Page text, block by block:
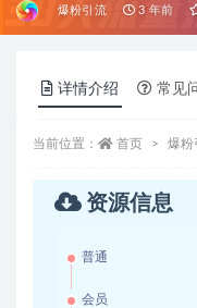
爆粉引流 3 年前
详情介绍 常见
当前位置： 首页 爆粉
资源信息
普通
会员